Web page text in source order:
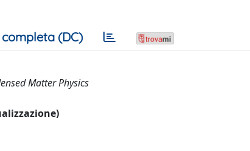
(DC)
Matter Physics